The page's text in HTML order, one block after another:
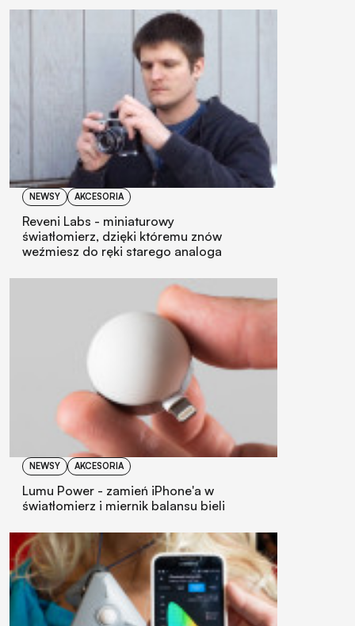
NEWSY AKCESORIA
Reveni Labs - miniaturowy
światłomierz, dzięki któremu znów
weźmiesz do ręki starego analoga
NEWSY AKCESORIA
Lumu Power - zamień iPhone'a w
światłomierz i miernik balansu bieli